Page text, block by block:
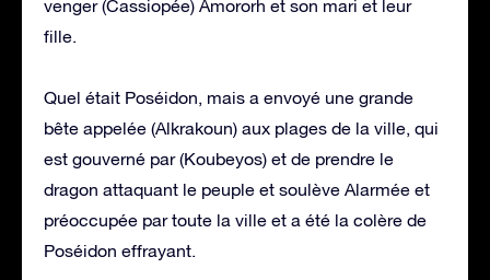
venger (Cassiopée) Amororh et son mari et leur
fille.
Quel était Poséidon, mais a envoyé une grande
bête appelée (Alkrakoun) aux plages de la ville, qui
est gouverné par (Koubeyos) et de prendre le
dragon attaquant le peuple et soulève Alarmée et
préoccupée par toute la ville et a été la colère de
Poséidon effrayant.